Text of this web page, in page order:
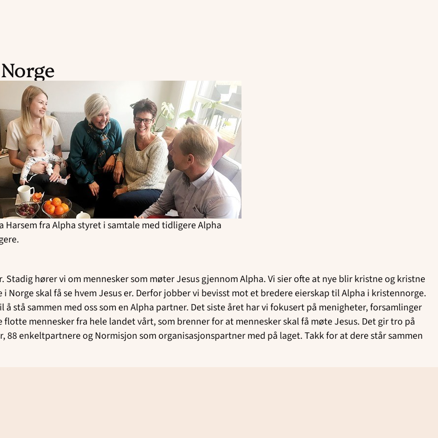
Harsem fra Alpha styret i samtale med tidligere Alpha
Stadig hører vi om mennesker som møter Jesus gjennom Alpha. Vi sier ofte at nye blir kristne og kristne
Norge skal få se hvem Jesus er. Derfor jobber vi bevisst mot et bredere eierskap til Alpha i kristennorge.
stå sammen med oss som en Alpha partner. Det siste året har vi fokusert på menigheter, forsamlinger
mennesker fra hele landet vårt, som brenner for at mennesker skal få møte Jesus. Det gir tro på
enkeltpartnere og Normisjon som organisasjonspartner med på laget. Takk for at dere står sammen